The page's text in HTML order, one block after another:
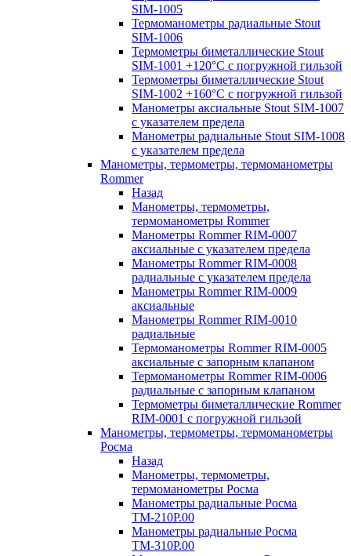
SIM-1005
Термоманометры радиальные Stout
SIM-1006
Термометры биметаллические Stout
SIM-1001 +120°С с погружной гильзой
Термометры биметаллические Stout
SIM-1002 +160°С с погружной гильзой
Манометры аксиальные Stout SIM-1007
с указателем предела
Манометры радиальные Stout SIM-1008
с указателем предела
Манометры, термометры, термоманометры
Rommer
Назад
Манометры, термометры,
термоманометры Rommer
Манометры Rommer RIM-0007
аксиальные с указателем предела
Манометры Rommer RIM-0008
радиальные с указателем предела
Манометры Rommer RIM-0009
аксиальные
Манометры Rommer RIM-0010
радиальные
Термоманометры Rommer RIM-0005
аксиальные с запорным клапаном
Термоманометры Rommer RIM-0006
радиальные с запорным клапаном
Термометры биметаллические Rommer
RIM-0001 с погружной гильзой
Манометры, термометры, термоманометры
Росма
Назад
Манометры, термометры,
термоманометры Росма
Манометры радиальные Росма
ТМ-210P.00
Манометры радиальные Росма
ТМ-310P.00